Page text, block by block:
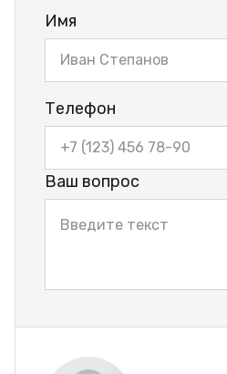
Имя
Телефон
Ваш вопрос